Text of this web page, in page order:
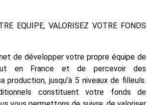
EQUIPE, VALORISEZ VOTRE FONDS
de développer votre propre équipe de
en France et de percevoir des
production, jusqu’à 5 niveaux de filleuls.
constituent votre fonds de